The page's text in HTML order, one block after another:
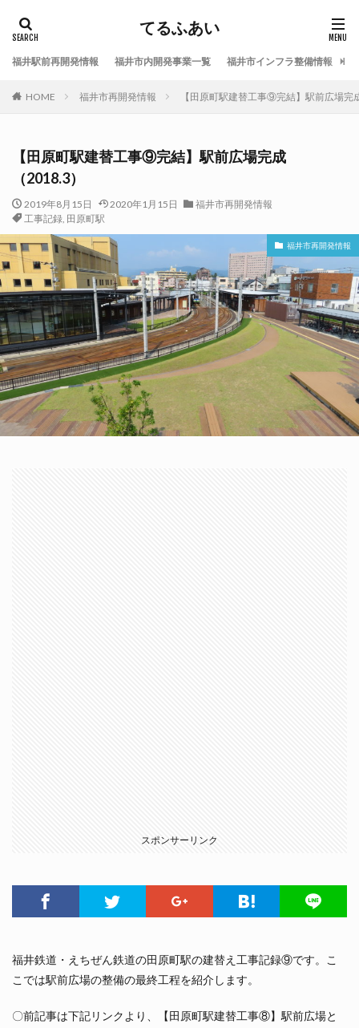
てるふあい
福井駅前再開発情報 福井市内開発事業一覧 福井市インフラ整備情報
HOME 福井市再開発情報 【田原町駅建替工事⑨完結】駅前広場完
【田原町駅建替工事⑨完結】駅前広場完成
（2018.3）
2019年8月15日 2020年1月15日
福井市再開発情報
工事記録, 田原町駅
福井市再開発情報
スポンサーリンク
福井鉄道・えちぜん鉄道の田原町駅の建替え工事記録⑨です。こ
こでは駅前広場の整備の最終工程を紹介します。
〇前記事は下記リンクより、【田原町駅建替工事⑧】駅前広場と